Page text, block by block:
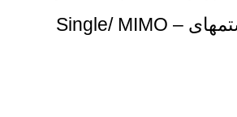
PAPR در سیستمهای Single/ MIMO –